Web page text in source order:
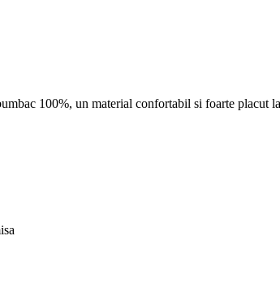
100%, un material confortabil si foarte placut